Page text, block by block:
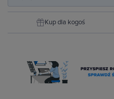
Kup dla kogoś